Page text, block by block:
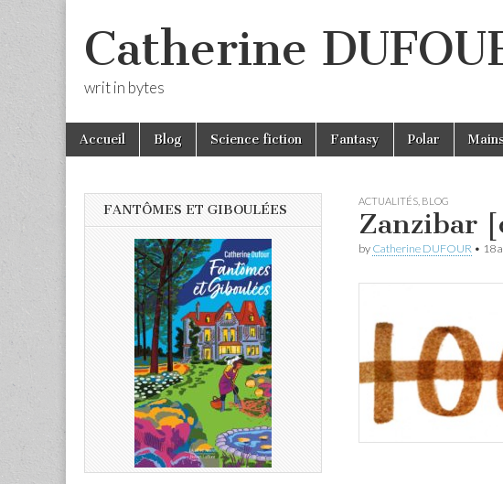
Catherine
writ in bytes
Main
menu
Skip
Accueil Blog Science fiction Fantasy Polar
ACTUALITÉS BLOG
Zanzibar
by Catherine DUFOUR • 18
FANTÔMES ET GIBOULÉES